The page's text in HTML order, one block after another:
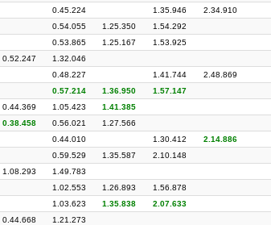
0.45.224 1.35.946
2.34.910
0.54.055 1.25.350
1.54.292
0.53.865 1.25.167
1.53.925
0.52.247
1.32.046
0.48.227 1.41.744
2.48.869
0.57.214 1.36.950
1.57.147
0.44.369 1.05.423
1.41.385
0.38.458 0.56.021
1.27.566
0.44.010 1.30.412
2.14.886
0.59.529 1.35.587
2.10.148
1.08.293
1.49.783
1.02.553 1.26.893
1.56.878
1.03.623 1.35.838
2.07.633
0.44.668
1.21.273